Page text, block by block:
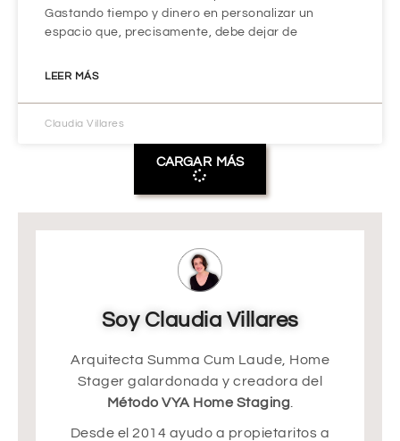
Gastando tiempo y dinero en personalizar un
espacio que, precisamente, debe dejar de
LEER MÁS
Claudia Villares
CARGAR MÁS
Soy Claudia Villares
Arquitecta Summa Cum Laude, Home
Stager galardonada y creadora del
Método VYA Home Staging
Desde el 2014 ayudo a propietaritos a